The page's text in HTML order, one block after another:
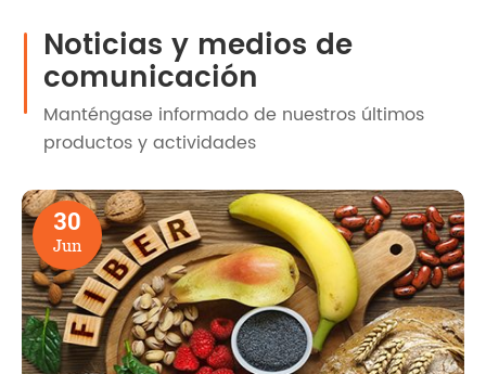
Noticias y medios de
comunicación
Manténgase informado de nuestros últimos
productos y actividades
30
Jun